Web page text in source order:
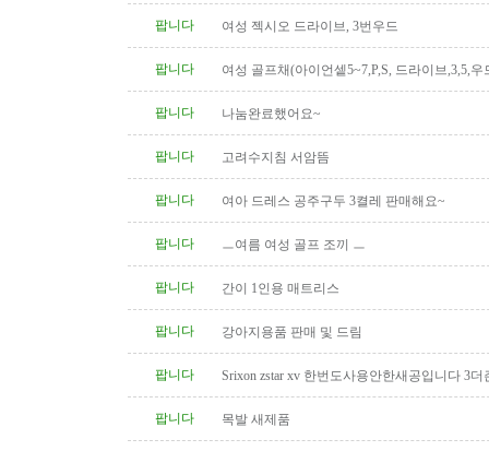
팝니다 여성 젝시오 드라이브, 3번우드
팝니다 여성 골프채(아이언셑5~7,P,S, 드라이브,3,5,우
팝니다 나눔완료했어요~
팝니다 고려수지침 서암뜸
팝니다 여아 드레스 공주구두 3켤레 판매해요~
팝니다 ㅡ여름 여성 골프 조끼 ㅡ
팝니다 간이 1인용 매트리스
팝니다 강아지용품 판매 및 드림
팝니다 Srixon zstar xv 한번도사용안한새공입니다 3더
팝니다 목발 새제품